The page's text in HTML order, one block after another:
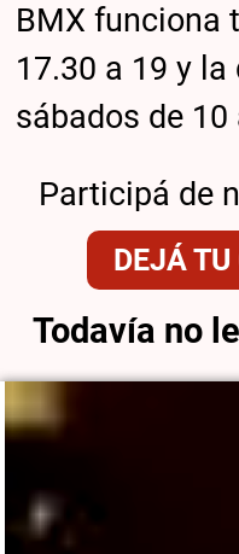
BMX funciona
17.30 a 19 y la
sábados de 10
Participá de
DEJÁ
Todavía no